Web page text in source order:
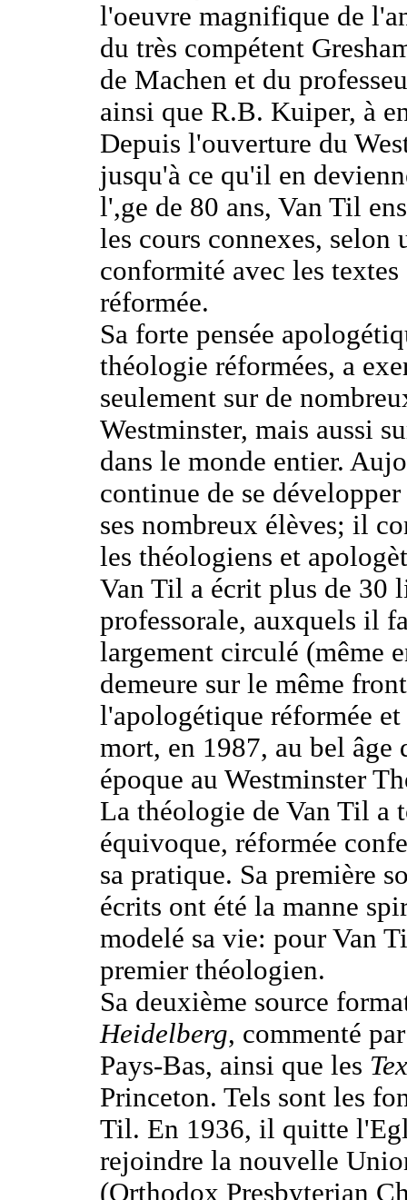
l'oeuvre magnifique de
du très compétent
de Machen et du
ainsi que R.B. Kuiper, à
Depuis l'ouverture du
jusqu'à ce qu'il en
l',ge de 80 ans, Van Til
les cours connexes,
conformité avec les
réformée.
Sa forte pensée
théologie réformées, a
seulement sur de
Westminster, mais aussi
dans le monde entier.
continue de se
ses nombreux élèves; il
les théologiens et
Van Til a écrit plus de 30
professorale, auxquels il
largement circulé (même
demeure sur le même
l'apologétique réformée
mort, en 1987, au bel âge
époque au Westminster
La théologie de Van Til a
équivoque, réformée
sa pratique. Sa première
écrits ont été la manne
modelé sa vie: pour Van
premier théologien.
Sa deuxième source
Heidelberg, commenté
Pays-Bas, ainsi que les
Princeton. Tels sont les
Til. En 1936, il quitte
rejoindre la nouvelle
(Orthodox Presbyterian